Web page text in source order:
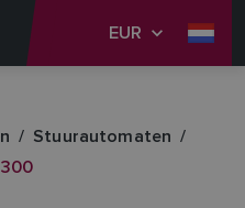
EUR
Stuurautomaten